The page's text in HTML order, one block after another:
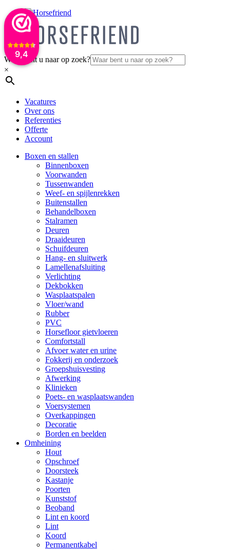
9,4
Waar bent u naar op zoek?
×
Vacatures
Over ons
Referenties
Offerte
Account
Boxen en stallen
Binnenboxen
Voorwanden
Tussenwanden
Weef- en spijlenrekken
Buitenstallen
Behandelboxen
Stalramen
Deuren
Draaideuren
Schuifdeuren
Hang- en sluitwerk
Lamellenafsluiting
Verlichting
Dekbokken
Wasplaatspalen
Vloer/wand
Rubber
PVC
Horsefloor gietvloeren
Comfortstall
Afvoer water en urine
Fokkerij en onderzoek
Groepshuisvesting
Afwerking
Klinieken
Poets- en wasplaatswanden
Voersystemen
Overkappingen
Decoratie
Borden en beelden
Omheining
Hout
Opschroef
Doorsteek
Kastanje
Poorten
Kunststof
Beoband
Lint en koord
Lint
Koord
Permanentkabel